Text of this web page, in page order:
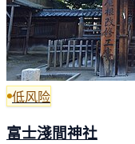
低风险
富士淺間神社